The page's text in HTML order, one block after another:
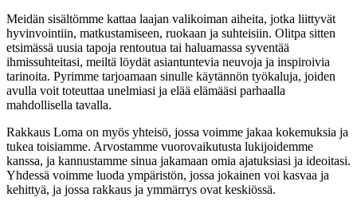
Meidän sisältömme kattaa laajan valikoiman aiheita, jotka liittyvät
hyvinvointiin, matkustamiseen, ruokaan ja suhteisiin. Olitpa sitten
etsimässä uusia tapoja rentoutua tai haluamassa syventää
ihmissuhteitasi, meiltä löydät asiantuntevia neuvoja ja inspiroivia
tarinoita. Pyrimme tarjoamaan sinulle käytännön työkaluja, joiden
avulla voit toteuttaa unelmiasi ja elää elämääsi parhaalla
mahdollisella tavalla.
Rakkaus Loma on myös yhteisö, jossa voimme jakaa kokemuksia ja
tukea toisiamme. Arvostamme vuorovaikutusta lukijoidemme
kanssa, ja kannustamme sinua jakamaan omia ajatuksiasi ja ideoitasi.
Yhdessä voimme luoda ympäristön, jossa jokainen voi kasvaa ja
kehittyä, ja jossa rakkaus ja ymmärrys ovat keskiössä.